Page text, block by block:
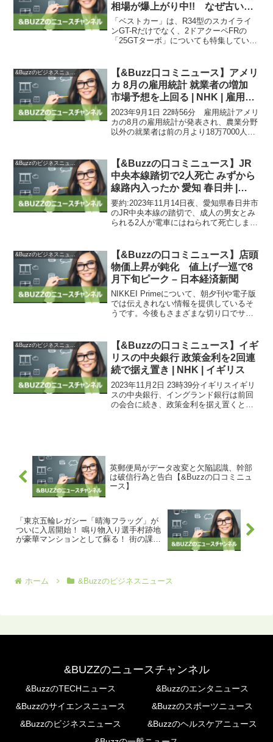
相場が爆上がり中!! なぜ古いク
ルマの価格は上がり続けるのか？
– 自動車情報誌「ベストカー」
「ベストカー」は、R34型のスカイライ
ンGT-Rだけでなく、2ドアクーペFRの
「25GTターボ」についても特集していま
届く価格帯で購入できることから、人気
が...
&Buzzのビジネスニュース
【&Buzz口コミニュース】アメリ
カ 8月の雇用統計 就業者の増加
市場予想を上回る | NHK | 雇用統
計
2023年9月1日 22時56分 雇用統計アメリ
カの8月の雇用統計が発表され、農業分野
以外の就業者は前の月より18万7000人増
るFRB＝連邦準備制度理事会の政策判断
へ...
&Buzzのビジネスニュース
【&Buzzの口コミニュース】JR
中央本線踏切で2人死亡 みずから
線路内入ったか 愛知 春日井 |
NHK | 鉄道
要約:2023年11月14日夜、愛知県春日井市
のJR中央本線の踏切で、成人の男女とみ
られる2人が電車にはねられて死亡しまし
査が行われています。事故現場は遮断機
のある踏...
&Buzzのビジネスニュース
【&Buzzの口コミニュース】店頭
物価上昇が鈍化 値上げ一巡で8
月下旬ピーク – 日本経済新聞
NIKKEI Primeについて、朝夕刊や電子版
では伝えきれない情報を提供しているそ
うです。今後もさまざまな切り口でサー
議資料への転載・複製、注文印刷などが
可能です。最...
&Buzzのビジネスニュース
【&Buzzの口コミニュース】イギ
リスの中央銀行 政策金利を2回連
続で据え置き | NHK | イギリス
2023年11月2日 23時39分イギリスイギリ
スの中央銀行、イングランド銀行は前回
の会合に続き、政策金利を据え置くと発
英郵便局がデータ改変と欠陥認識、幹部
は破信行為と告白【&Buzzの口コミニュ
ース】
「東京五輪レガシー「晴海フラッグ」が
ついに入居開始！ 鳴り物入り選手村跡地
が豪華マンションとして蘇る！ 街の課題
ホーム &Buzzのビジネスニュース
&BUZZのニュースチャンネル
&BuzzのTECHニュース
&Buzzのエンタニュース
&Buzzのサイエンスニュース
&Buzzのスポーツニュース
&Buzzのビジネスニュース
&Buzzのヘルスケアニュース